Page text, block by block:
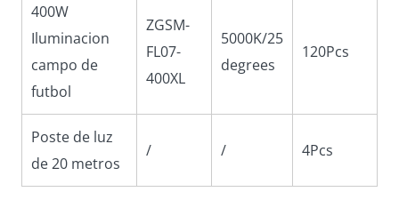
400W
Iluminacion
campo de
futbol
ZGSM-
FL07-
400XL
5000K/25
degrees
120Pcs
Poste de luz
de 20 metros
/ / 4Pcs